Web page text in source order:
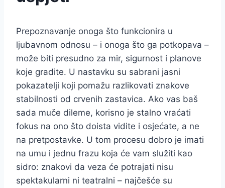
Prepoznavanje onoga što funkcionira u
ljubavnom odnosu – i onoga što ga potkopava –
može biti presudno za mir, sigurnost i planove
koje gradite. U nastavku su sabrani jasni
pokazatelji koji pomažu razlikovati znakove
stabilnosti od crvenih zastavica. Ako vas baš
sada muče dileme, korisno je stalno vraćati
fokus na ono što doista vidite i osjećate, a ne
na pretpostavke. U tom procesu dobro je imati
na umu i jednu frazu koja će vam služiti kao
sidro: znakovi da veza će potrajati nisu
spektakularni ni teatralni – najčešće su